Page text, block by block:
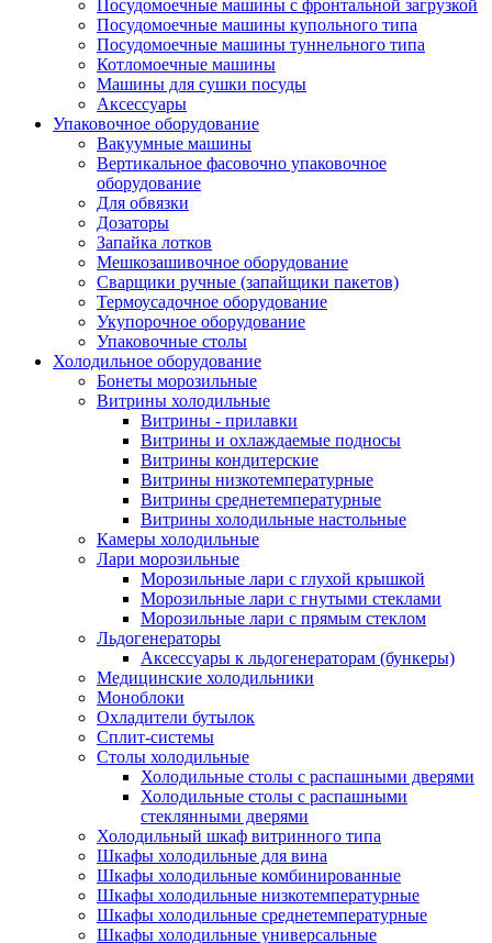
Посудомоечные машины с фронтальной загрузкой
Посудомоечные машины купольного типа
Посудомоечные машины туннельного типа
Котломоечные машины
Машины для сушки посуды
Аксессуары
Упаковочное оборудование
Вакуумные машины
Вертикальное фасовочно упаковочное
оборудование
Для обвязки
Дозаторы
Запайка лотков
Мешкозашивочное оборудование
Сварщики ручные (запайщики пакетов)
Термоусадочное оборудование
Укупорочное оборудование
Упаковочные столы
Холодильное оборудование
Бонеты морозильные
Витрины холодильные
Витрины - прилавки
Витрины и охлаждаемые подносы
Витрины кондитерские
Витрины низкотемпературные
Витрины среднетемпературные
Витрины холодильные настольные
Камеры холодильные
Лари морозильные
Морозильные лари с глухой крышкой
Морозильные лари с гнутыми стеклами
Морозильные лари с прямым стеклом
Льдогенераторы
Аксессуары к льдогенераторам (бункеры)
Медицинские холодильники
Моноблоки
Охладители бутылок
Сплит-системы
Столы холодильные
Холодильные столы с распашными дверями
Холодильные столы с распашными
стеклянными дверями
Холодильный шкаф витринного типа
Шкафы холодильные для вина
Шкафы холодильные комбинированные
Шкафы холодильные низкотемпературные
Шкафы холодильные среднетемпературные
Шкафы холодильные универсальные